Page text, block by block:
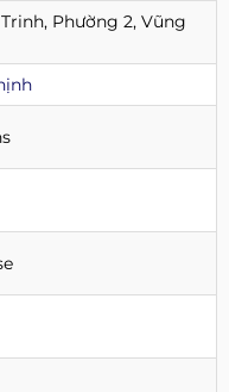
Phường 2, Vũng